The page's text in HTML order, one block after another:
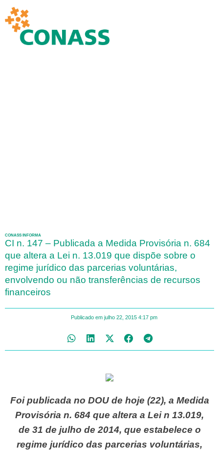
CONASS INFORMA
CI n. 147 – Publicada a Medida Provisória n. 684
que altera a Lei n. 13.019 que dispõe sobre o
regime jurídico das parcerias voluntárias,
envolvendo ou não transferências de recursos
financeiros
Publicado em julho 22, 2015 4:17 pm
Foi publicada no DOU de hoje (22), a Medida
Provisória n. 684 que altera a Lei n 13.019,
de 31 de julho de 2014, que estabelece o
regime jurídico das parcerias voluntárias,